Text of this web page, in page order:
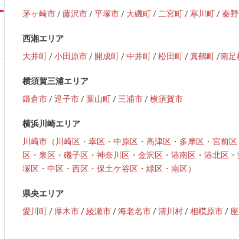
茅ヶ崎市/藤沢市/平塚市/ 大磯町 /二宮町 /寒川町 /秦
西湘エリア
大井町/小田原市/ 開成町/中井町/松田町/真鶴町/南足
横須賀三浦エリア
鎌倉市/逗子市/葉山町/三浦市/横須賀市
横浜川崎エリア
川崎市（川崎区・幸区・中原区・高津区・多摩区・宮前区
区・泉区・磯子区・神奈川区・金沢区・港南区・港北区
塚区・中区・西区・保土ケ谷区・緑区・南区）
県央エリア
愛川町/ 厚木市/綾瀬市/海老名市/清川村/相模原市/